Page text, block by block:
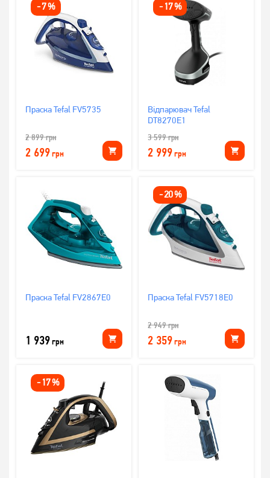
-7%
Праска Tefal FV5735
2 899грн
2 699грн
- 17%
Відпарювач Tefal
DT8270E1
3 599грн
2 999грн
Праска Tefal FV2867E0
1 939грн
-20%
Праска Tefal FV5718E0
2 949грн
2 359грн
- 17%